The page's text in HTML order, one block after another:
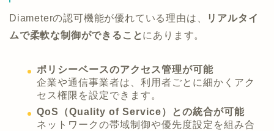
Diameterの認可機能が優れている理由は、
リアルタイ
ムで柔軟な制御ができることにあります。
ポリシーベースのアクセス管理が可能
企業や通信事業者は、利用者ごとに細かくアク
セス権限を設定できます。
QoS（Quality of Service）との統合が可能
ネットワークの帯域制御や優先度設定を組み合